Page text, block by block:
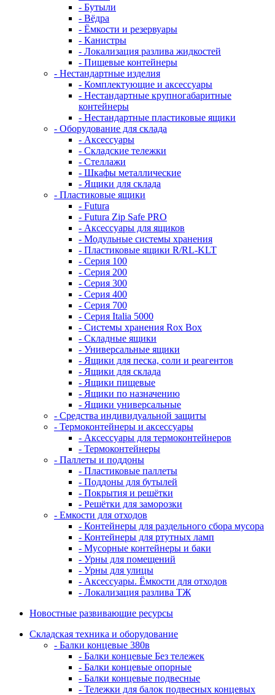
- Бутыли
- Вёдра
- Ёмкости и резервуары
- Канистры
- Локализация разлива жидкостей
- Пищевые контейнеры
- Нестандартные изделия
- Комплектующие и аксессуары
- Нестандартные крупногабаритные
контейнеры
- Нестандартные пластиковые ящики
- Оборудование для склада
- Аксессуары
- Складские тележки
- Стеллажи
- Шкафы металлические
- Ящики для склада
- Пластиковые ящики
- Futura
- Futura Zip Safe PRO
- Аксессуары для ящиков
- Модульные системы хранения
- Пластиковые ящики R/RL-KLT
- Серия 100
- Серия 200
- Серия 300
- Серия 400
- Серия 700
- Серия Italia 5000
- Системы хранения Rox Box
- Складные ящики
- Универсальные ящики
- Ящики для песка, соли и реагентов
- Ящики для склада
- Ящики пищевые
- Ящики по назначению
- Ящики универсальные
- Средства индивидуальной защиты
- Термоконтейнеры и аксессуары
- Аксессуары для термоконтейнеров
- Термоконтейнеры
- Паллеты и поддоны
- Пластиковые паллеты
- Поддоны для бутылей
- Покрытия и решётки
- Решётки для заморозки
- Емкости для отходов
- Контейнеры для раздельного сбора мусора
- Контейнеры для ртутных ламп
- Мусорные контейнеры и баки
- Урны для помещений
- Урны для улицы
- Аксессуары. Ёмкости для отходов
- Локализация разлива ТЖ
Новостные развивающие ресурсы
Складская техника и оборудование
- Балки концевые 380в
- Балки концевые Без тележек
- Балки концевые опорные
- Балки концевые подвесные
- Тележки для балок подвесных концевых